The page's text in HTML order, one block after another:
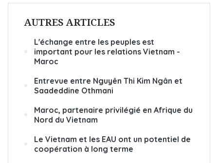
AUTRES ARTICLES
L'échange entre les peuples est
important pour les relations Vietnam -
Maroc
Entrevue entre Nguyên Thi Kim Ngân et
Saadeddine Othmani
Maroc, partenaire privilégié en Afrique du
Nord du Vietnam
Le Vietnam et les EAU ont un potentiel de
coopération à long terme